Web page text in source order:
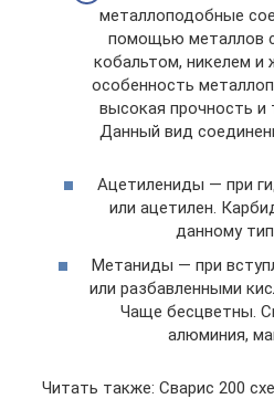
металлоподобные
помощью металлов с
кобальтом, никелем и
особенность
высокая прочность и
Данный вид
Ацетилениды — при
или ацетилен.
данному
Метаниды — при
или разбавленными
Чаще бесцветны.
алюминия,
Читать также: Сварис 200